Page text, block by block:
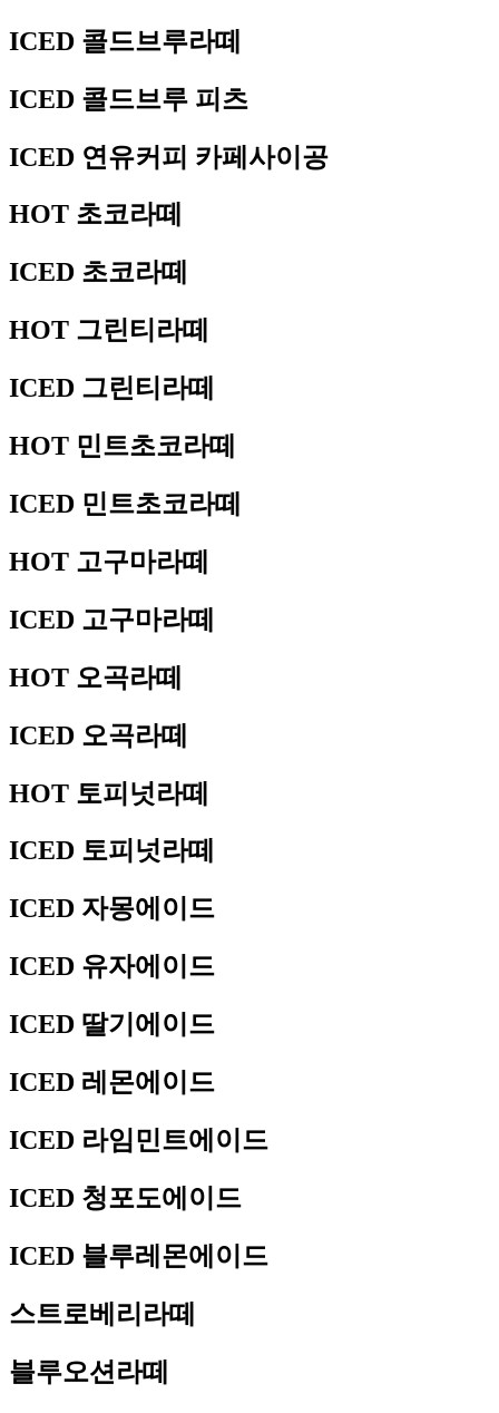
ICED 콜드브루라떼
ICED 콜드브루 피츠
ICED 연유커피 카페사이공
HOT 초코라떼
ICED 초코라떼
HOT 그린티라떼
ICED 그린티라떼
HOT 민트초코라떼
ICED 민트초코라떼
HOT 고구마라떼
ICED 고구마라떼
HOT 오곡라떼
ICED 오곡라떼
HOT 토피넛라떼
ICED 토피넛라떼
ICED 자몽에이드
ICED 유자에이드
ICED 딸기에이드
ICED 레몬에이드
ICED 라임민트에이드
ICED 청포도에이드
ICED 블루레몬에이드
스트로베리라떼
블루오션라떼